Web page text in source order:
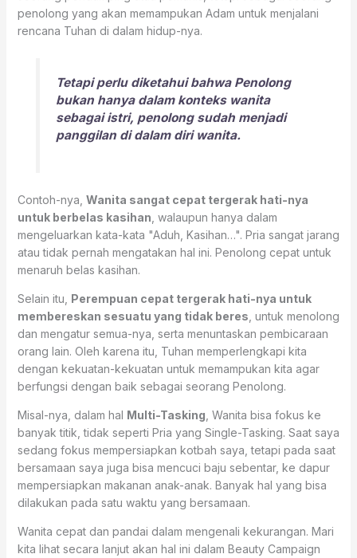
penolong yang akan memampukan Adam untuk menjalani
rencana Tuhan di dalam hidup-nya.
Tetapi perlu diketahui bahwa Penolong
bukan hanya dalam konteks wanita
sebagai istri, penolong sudah menjadi
panggilan di dalam diri wanita.
Contoh-nya, Wanita sangat cepat tergerak hati-nya
untuk berbelas kasihan , walaupun hanya dalam
mengeluarkan kata-kata "Aduh, Kasihan…". Pria sangat jarang
atau tidak pernah mengatakan hal ini. Penolong cepat untuk
menaruh belas kasihan.
Selain itu, Perempuan cepat tergerak hati-nya untuk
membereskan sesuatu yang tidak beres , untuk menolong
dan mengatur semua-nya, serta menuntaskan pembicaraan
orang lain. Oleh karena itu, Tuhan memperlengkapi kita
dengan kekuatan-kekuatan untuk memampukan kita agar
berfungsi dengan baik sebagai seorang Penolong.
Misal-nya, dalam hal Multi-Tasking , Wanita bisa fokus ke
banyak titik, tidak seperti Pria yang Single-Tasking. Saat saya
sedang fokus mempersiapkan kotbah saya, tetapi pada saat
bersamaan saya juga bisa mencuci baju sebentar, ke dapur
mempersiapkan makanan anak-anak. Banyak hal yang bisa
dilakukan pada satu waktu yang bersamaan.
Wanita cepat dan pandai dalam mengenali kekurangan. Mari
kita lihat secara lanjut akan hal ini dalam Beauty Campaign